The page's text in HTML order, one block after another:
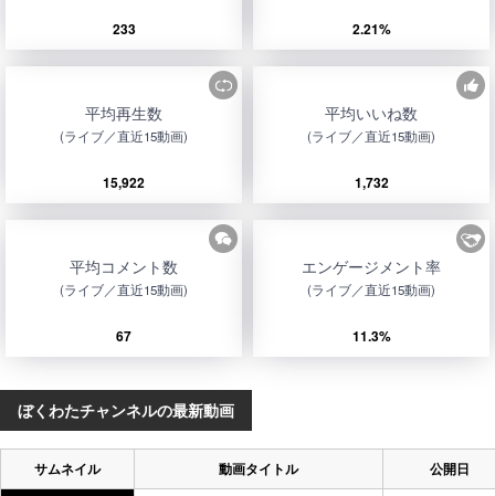
233 2.21%
平均再生数
(ライブ／直近15動画)
15,922
平均いいね数
(ライブ／直近15動画)
1,732
平均コメント数
(ライブ／直近15動画)
67
エンゲージメント率
(ライブ／直近15動画)
11.3%
ぼくわたチャンネルの最新動画
サムネイル 動画タイトル 公開日